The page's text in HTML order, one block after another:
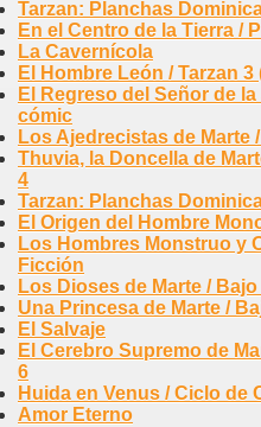
Tarzan: Planchas
En el Centro de la Tierra /
La Cavernícola
El Hombre León / Tarzan 3
El Regreso del Señor de
cómic
Los Ajedrecistas de Marte
Thuvia, la Doncella de
4
Tarzan: Planchas
El Origen del Hombre
Los Hombres Monstruo y
Ficción
Los Dioses de Marte /
Una Princesa de Marte /
El Salvaje
El Cerebro Supremo de
6
Huida en Venus / Ciclo de
Amor Eterno